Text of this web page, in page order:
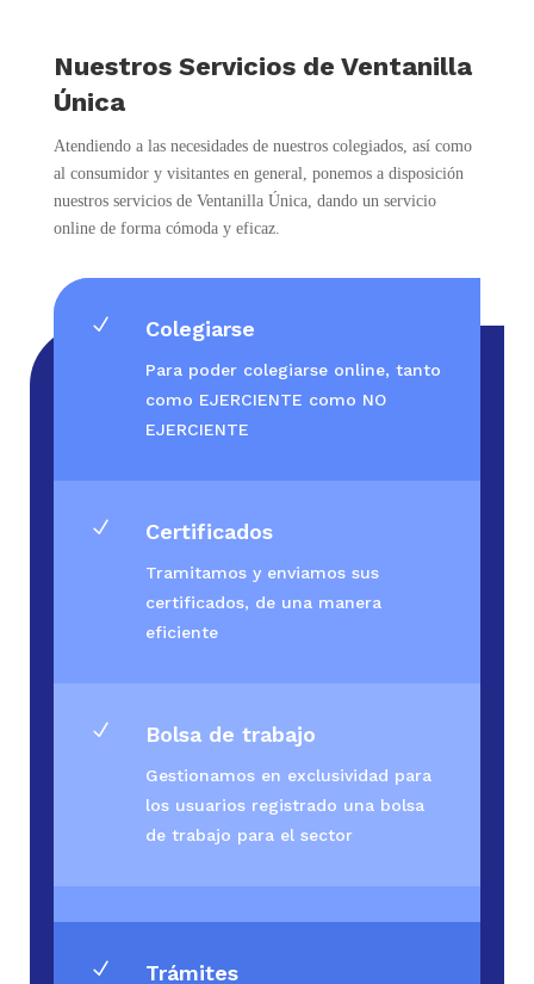
Nuestros Servicios de Ventanilla
Única
Atendiendo a las necesidades de nuestros colegiados, así como
al consumidor y visitantes en general, ponemos a disposición
nuestros servicios de Ventanilla Única, dando un servicio
online de forma cómoda y eficaz.
N Colegiarse
Para poder colegiarse online, tanto
como EJERCIENTE como NO
EJERCIENTE
N Certificados
Tramitamos y enviamos sus
certificados, de una manera
eficiente
N Bolsa de trabajo
Gestionamos en exclusividad para
los usuarios registrado una bolsa
de trabajo para el sector
N Trámites